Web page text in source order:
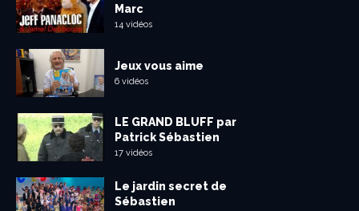
Marc
14 vidéos
Jeux vous aime
6 vidéos
LE GRAND BLUFF par
Patrick Sébastien
17 vidéos
Le jardin secret de
Sébastien